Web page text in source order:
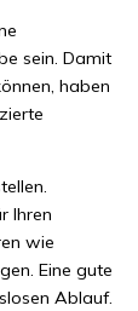
sein. Damit
haben
Ihren
wie
Eine gute
Ablauf.